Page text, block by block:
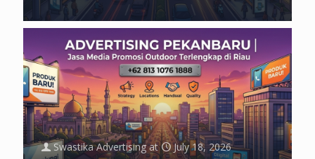
Swastika Advertising at July 18, 2026